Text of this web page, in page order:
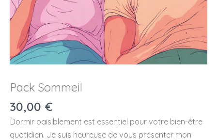
Pack Sommeil
30,00 €
Dormir paisiblement est essentiel pour votre bien-être
quotidien. Je suis heureuse de vous présenter mon